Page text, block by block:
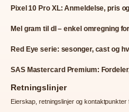
Pixel 10 Pro XL: Anmeldelse, pris
Mel gram til dl – enkel omregning
Red Eye serie: sesonger, cast og
SAS Mastercard Premium:
Retningslinjer
Eierskap, retningslinjer og kontaktpunkter